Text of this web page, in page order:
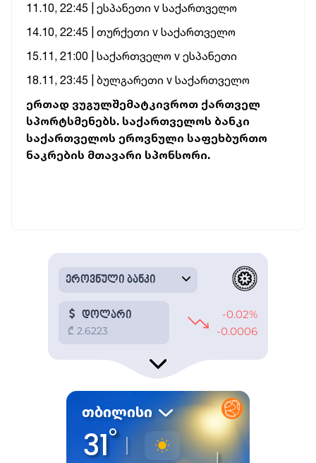
11.10, 22:45 | ესპანეთი v საქართველო
14.10, 22:45 | თურქეთი v საქართველო
15.11, 21:00 | საქართველო v ესპანეთი
18.11, 23:45 | ბულგარეთი v საქართველო
ერთად ვუგულშემატკივროთ ქართველ
სპორტსმენებს. საქართველოს ბანკი
საქართველოს ეროვნული საფეხბურთო
ნაკრების მთავარი სპონსორი.